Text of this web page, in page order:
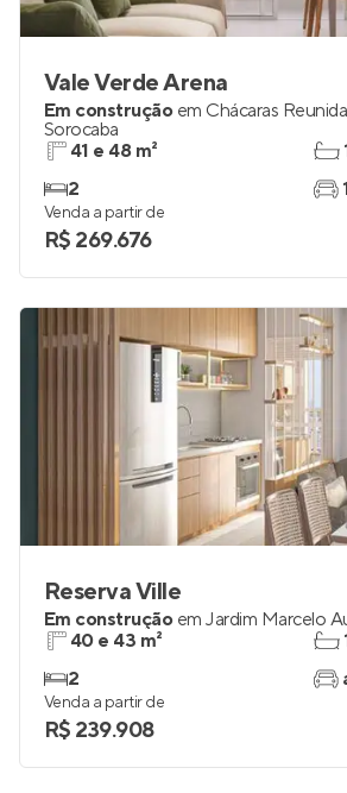
Vale Verde Arena
Em construção em Chácaras
Sorocaba
41 e 48 m²
2
Venda a partir de
R$ 269.676
Reserva Ville
Em construção em Jardim Marcelo
40 e 43 m²
2
Venda a partir de
R$ 239.908